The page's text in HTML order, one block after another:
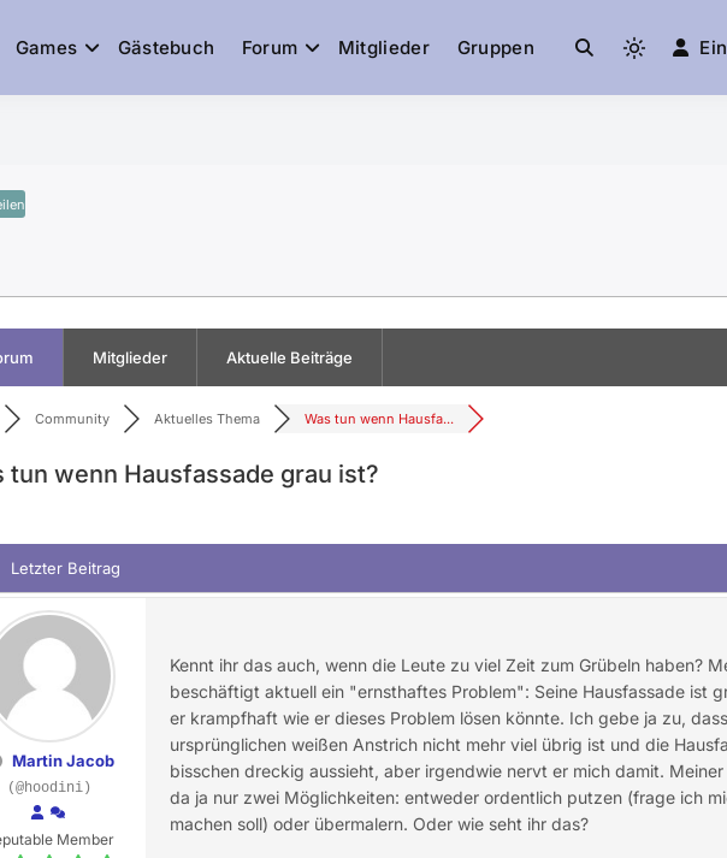
Games Gästebuch Forum Mitglieder Gruppen
Mitglieder Aktuelle Beiträge
Community Aktuelles Thema Was tun wenn Hausfa...
tun wenn Hausfassade grau ist?
Letzter Beitrag
Martin Jacob
(@hoodini)
Member
Kennt ihr das auch, wenn die Leute zu viel Zeit zum Grübeln haben?
beschäftigt aktuell ein "ernsthaftes Problem": Seine Hausfassade ist
er krampfhaft wie er dieses Problem lösen könnte. Ich gebe ja zu,
ursprünglichen weißen Anstrich nicht mehr viel übrig ist und die
bisschen dreckig aussieht, aber irgendwie nervt er mich damit.
da ja nur zwei Möglichkeiten: entweder ordentlich putzen (frage ich
machen soll) oder übermalern. Oder wie seht ihr das?